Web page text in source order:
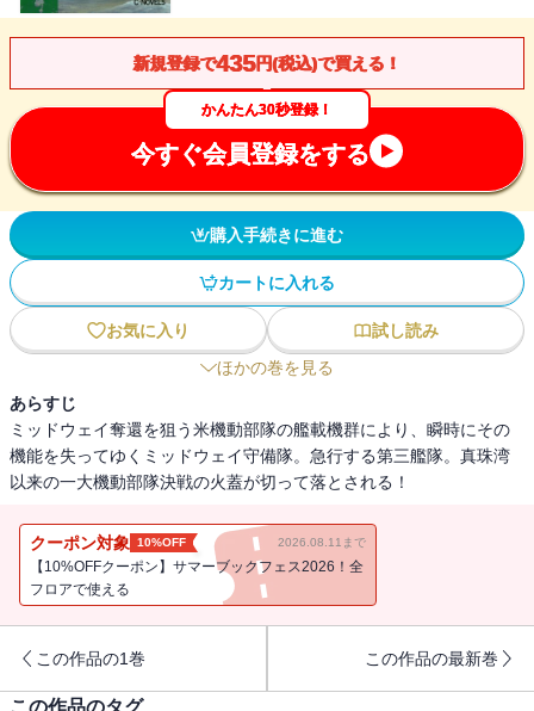
新規登録で435円(税込)で買える！
かんたん30秒登録！
今すぐ会員登録をする
購入手続きに進む
カートに入れる
お気に入り
試し読み
ほかの巻を見る
あらすじ
ミッドウェイ奪還を狙う米機動部隊の艦載機群により、瞬時にその
機能を失ってゆくミッドウェイ守備隊。急行する第三艦隊。真珠湾
以来の一大機動部隊決戦の火蓋が切って落とされる！
クーポン対象 10%OFF 2026.08.11まで
【10%OFFクーポン】サマーブックフェス2026！全
フロアで使える
この作品の1巻 この作品の最新巻
この作品のタグ